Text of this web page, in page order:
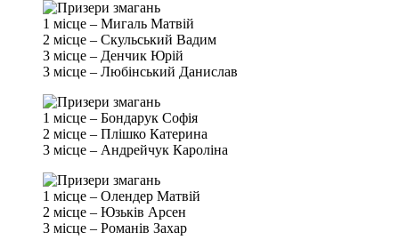
1 місце – Мигаль Матвій
2 місце – Скульський Вадим
3 місце – Денчик Юрій
3 місце – Любінський Данислав
1 місце – Бондарук Софія
2 місце – Плішко Катерина
3 місце – Андрейчук Кароліна
1 місце – Олендер Матвій
2 місце – Юзьків Арсен
3 місце – Романів Захар